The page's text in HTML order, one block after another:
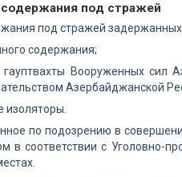
под стражей
под стражей
содержания;
гауптвахты Вооруженных сил
Азербайджанской
изоляторы.
по подозрению в
соответствии с Уголовно-